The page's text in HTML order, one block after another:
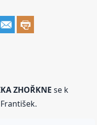
ZHOŘKNE se k